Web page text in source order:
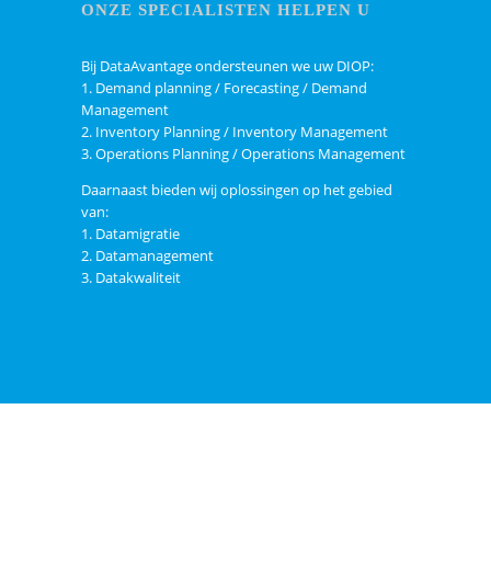
ONZE SPECIALISTEN HELPEN U
Bij DataAvantage ondersteunen we uw DIOP:
1. Demand planning / Forecasting / Demand
Management
2. Inventory Planning / Inventory Management
3. Operations Planning / Operations Management
Daarnaast bieden wij oplossingen op het gebied
van:
1. Datamigratie
2. Datamanagement
3. Datakwaliteit